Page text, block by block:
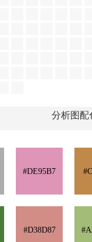
分析图配
#DE95B7
#D38D87